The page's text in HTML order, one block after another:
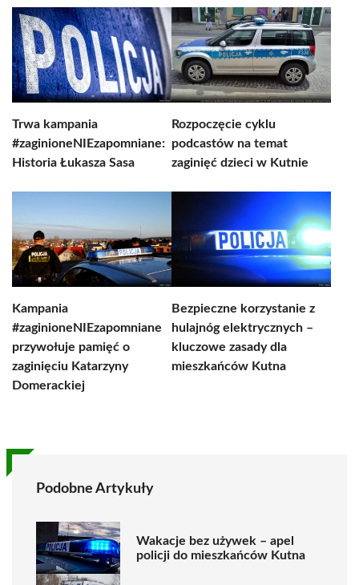
Trwa kampania
#zaginioneNIEzapomniane:
Historia Łukasza Sasa
Rozpoczęcie cyklu
podcastów na temat
zaginięć dzieci w Kutnie
Kampania
#zaginioneNIEzapomniane
przywołuje pamięć o
zaginięciu Katarzyny
Domerackiej
Bezpieczne korzystanie z
hulajnóg elektrycznych –
kluczowe zasady dla
mieszkańców Kutna
Podobne Artykuły
Wakacje bez używek – apel
policji do mieszkańców Kutna